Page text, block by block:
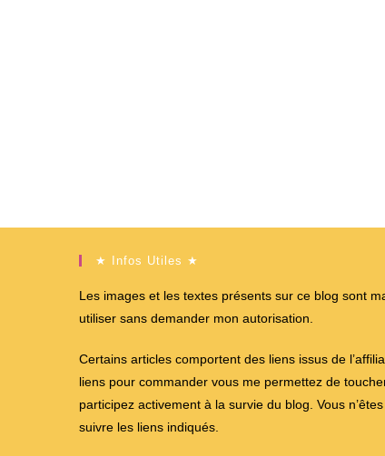
★ Infos Utiles ★
Les images et les textes présents sur ce blog sont
utiliser sans demander mon autorisation.
Certains articles comportent des liens issus de
liens pour commander vous me permettez de
participez activement à la survie du blog. Vous
suivre les liens indiqués.